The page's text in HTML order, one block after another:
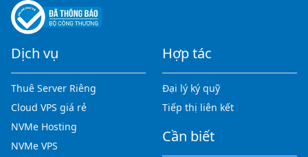
Dịch vụ
Thuê Server Riêng
Cloud VPS giá rẻ
NVMe Hosting
NVMe VPS
Hợp tác
Đại lý ký quỹ
Tiếp thị liên kết
Cần biết